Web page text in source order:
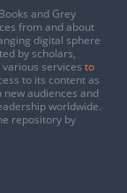
and Grey
from and about
digital sphere
by scholars,
services to
to its content as
new audiences and
worldwide.
repository by